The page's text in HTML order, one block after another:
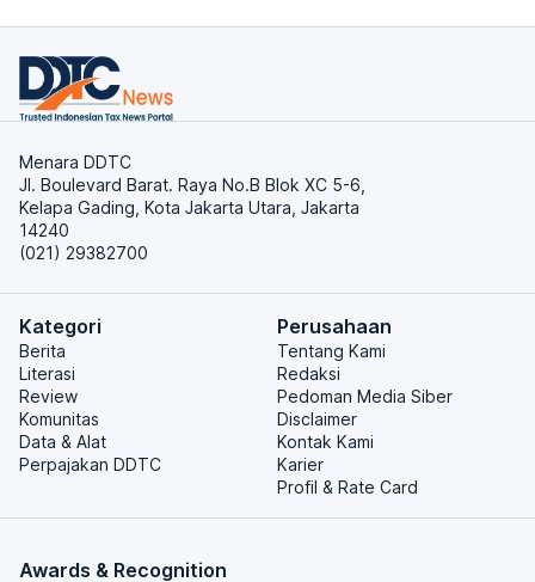
Menara DDTC
Jl. Boulevard Barat. Raya No.B Blok XC 5-6,
Kelapa Gading, Kota Jakarta Utara, Jakarta
14240
(021) 29382700
Kategori
Berita
Literasi
Review
Komunitas
Data & Alat
Perpajakan DDTC
Perusahaan
Tentang Kami
Redaksi
Pedoman Media Siber
Disclaimer
Kontak Kami
Karier
Profil & Rate Card
Awards & Recognition